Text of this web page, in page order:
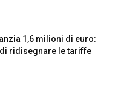
1,6 milioni di euro:
ridisegnare le tariffe